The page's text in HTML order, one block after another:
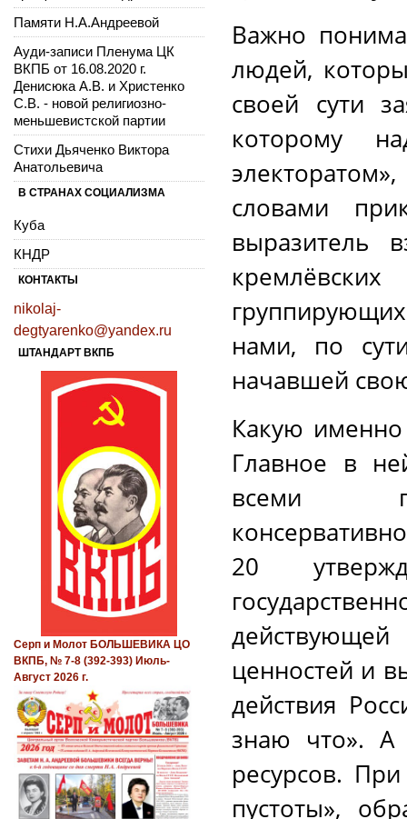
Важно
людей,
своей сути
которому
словами
выразитель
нами, по
начавшей
Какую именно
Главное в
всеми
20
ценностей и
действия
знаю что». А
ресурсов.
пустоты»,
Памяти Н.А.Андреевой
Ауди-записи Пленума ЦК
ВКПБ от 16.08.2020 г.
Денисюка А.В. и Христенко
С.В. - новой религиозно-
меньшевистской партии
Стихи Дьяченко Виктора
Анатольевича
В СТРАНАХ СОЦИАЛИЗМА
Куба
КНДР
КОНТАКТЫ
nikolaj-
degtyarenko@yandex.ru
ШТАНДАРТ ВКПБ
Серп и Молот БОЛЬШЕВИКА ЦО
ВКПБ, № 7-8 (392-393) Июль-
Август 2026 г.